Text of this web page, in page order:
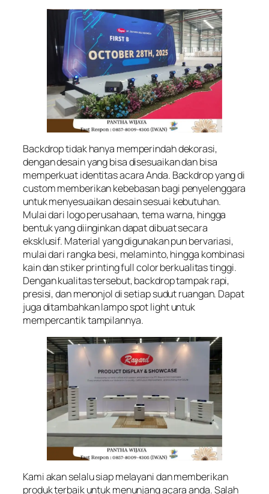
Backdrop tidak hanya memperindah dekorasi,
dengan desain yang bisa disesuaikan dan bisa
memperkuat identitas acara Anda. Backdrop yang di
custom memberikan kebebasan bagi penyelenggara
untuk menyesuaikan desain sesuai kebutuhan.
Mulai dari logo perusahaan, tema warna, hingga
bentuk yang diinginkan dapat dibuat secara
eksklusif. Material yang digunakan pun bervariasi,
mulai dari rangka besi, melaminto, hingga kombinasi
kain dan stiker printing full color berkualitas tinggi.
Dengan kualitas tersebut, backdrop tampak rapi,
presisi, dan menonjol di setiap sudut ruangan. Dapat
juga ditambahkan lampo spot light untuk
mempercantik tampilannya.
Kami akan selalu siap melayani dan memberikan
produk terbaik untuk menunjang acara anda. Salah